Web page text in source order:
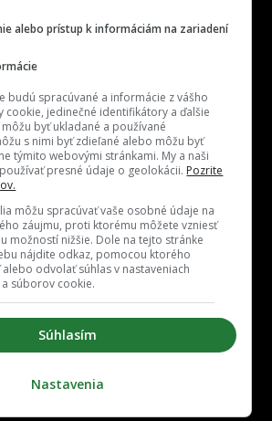
Inzercia
Redakcia
Nahlásiť
chybu
Fontech.sk Odzadu.sk
alebo prístup k informáciám na zariadení
budú spracúvané a informácie z vášho
cookie, jedinečné identifikátory a ďalšie
byť ukladané a používané
s nimi byť zdieľané alebo môžu byť
týmito webovými stránkami. My a naši
presné údaje o geolokácii. Pozrite
môžu spracúvať vaše osobné údaje na
záujmu, proti ktorému môžete vzniesť
možností nižšie. Dole na tejto stránke
nájdite odkaz, pomocou ktorého
odvolať súhlas v nastaveniach
súborov cookie.
Súhlasím
Nastavenia